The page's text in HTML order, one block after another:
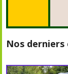
Nos derniers